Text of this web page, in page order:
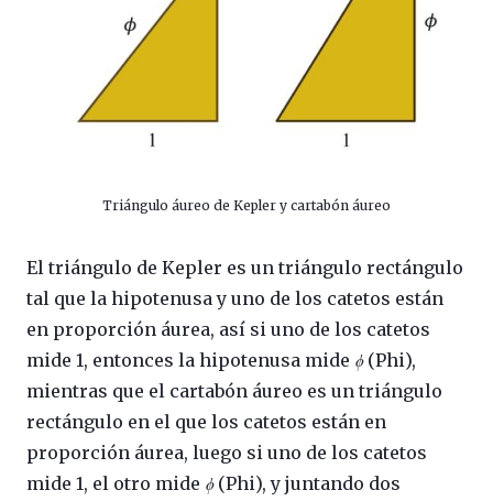
Triángulo áureo de Kepler y cartabón áureo
El triángulo de Kepler es un triángulo rectángulo
tal que la hipotenusa y uno de los catetos están
en proporción áurea, así si uno de los catetos
mide 1, entonces la hipotenusa mide ϕ(Phi),
mientras que el cartabón áureo es un triángulo
rectángulo en el que los catetos están en
proporción áurea, luego si uno de los catetos
mide 1, el otro mide ϕ(Phi), y juntando dos